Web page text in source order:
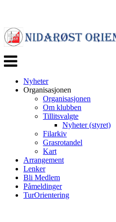
Veksle
navigasjon
Nyheter
Organisasjonen
Organisasjonen
Om klubben
Tillitsvalgte
Nyheter (styret)
Filarkiv
Grasrotandel
Kart
Arrangement
Lenker
Bli Medlem
Påmeldinger
TurOrientering